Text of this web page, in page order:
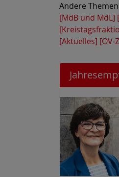
Andere
[MdB und MdL]
[Aktuelles] [OV-